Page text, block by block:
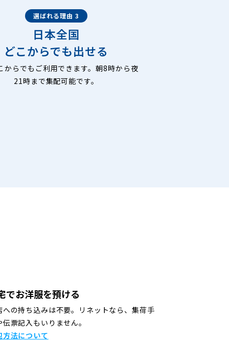
選ばれる理由 3
日本全国
どこからでも出せる
からでもご利用できます。朝8時から夜
21時まで集配可能です。
でお洋服を預ける
への持ち込みは不要。リネットなら、集荷手
伝票記入もいりません。
方法について